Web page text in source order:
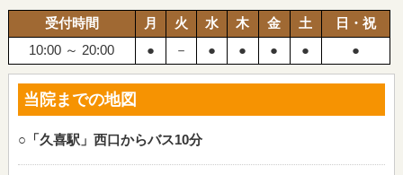
受付時間 月 火 水 木 金 土
日・祝
10:00 ～ 20:00
● － ● ● ● ● ●
当院までの地図
○「久喜駅」西口からバス10分